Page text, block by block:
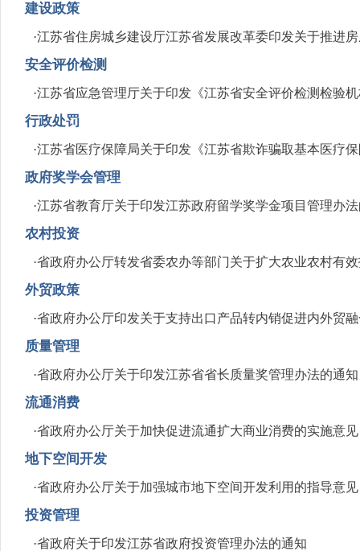
建设政策
·江苏省住房城乡建设厅江苏省发展改革委印发关于推进
安全评价检测
·江苏省应急管理厅关于印发《江苏省安全评价检测检验
行政处罚
·江苏省医疗保障局关于印发《江苏省欺诈骗取基本医疗
政府奖学会管理
·江苏省教育厅关于印发江苏政府留学奖学金项目管理办
农村投资
·省政府办公厅转发省委农办等部门关于扩大农业农村有
外贸政策
·省政府办公厅印发关于支持出口产品转内销促进内外贸
质量管理
·省政府办公厅关于印发江苏省省长质量奖管理办法的通知
流通消费
·省政府办公厅关于加快促进流通扩大商业消费的实施意见
地下空间开发
·省政府办公厅关于加强城市地下空间开发利用的指导意见
投资管理
·省政府关于印发江苏省政府投资管理办法的通知